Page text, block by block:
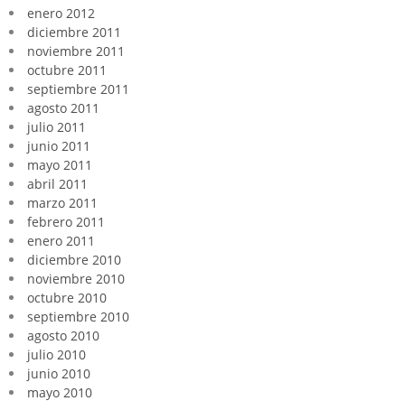
enero 2012
diciembre 2011
noviembre 2011
octubre 2011
septiembre 2011
agosto 2011
julio 2011
junio 2011
mayo 2011
abril 2011
marzo 2011
febrero 2011
enero 2011
diciembre 2010
noviembre 2010
octubre 2010
septiembre 2010
agosto 2010
julio 2010
junio 2010
mayo 2010